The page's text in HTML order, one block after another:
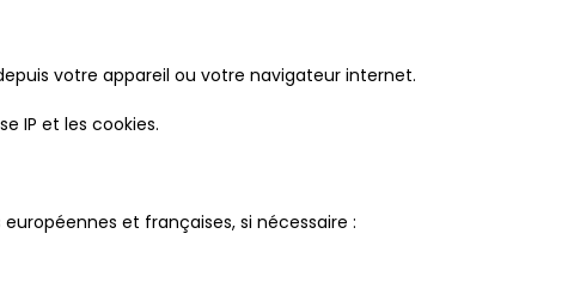
votre appareil ou votre navigateur internet.
IP et les cookies.
et françaises, si nécessaire :